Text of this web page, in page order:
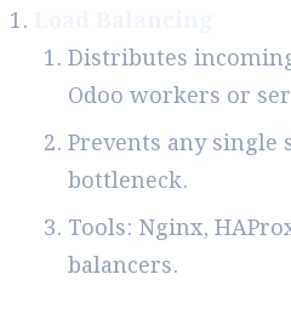
Distributes
Odoo workers or
Prevents any
bottleneck.
Tools: Nginx,
balancers.